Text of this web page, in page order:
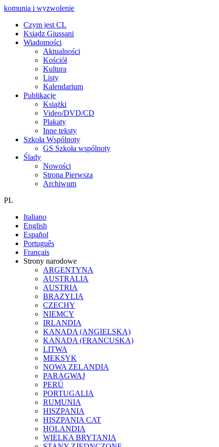
komunia i wyzwolenie
Czym jest CL
Ksiądz Giussani
Wiadomości
Aktualności
Kościół
Kultura
Listy
Kalendarium
Publikacje
Książki
Video/DVD/CD
Plakaty
Inne teksty
Szkoła Wspólnoty
GS Szkoła wspólnoty
Ślady
Nowości
Strona Pierwsza
Archiwum
PL
Italiano
English
Español
Português
Français
Strony narodowe
ARGENTYNA
AUSTRALIA
AUSTRIA
BRAZYLIA
CZECHY
NIEMCY
IRLANDIA
KANADA (ANGIELSKA)
KANADA (FRANCUSKA)
LITWA
MEKSYK
NOWA ZELANDIA
PARAGWAJ
PERÚ
PORTUGALIA
RUMUNIA
HISZPANIA
HISZPANIA CAT
HOLANDIA
WIELKA BRYTANIA